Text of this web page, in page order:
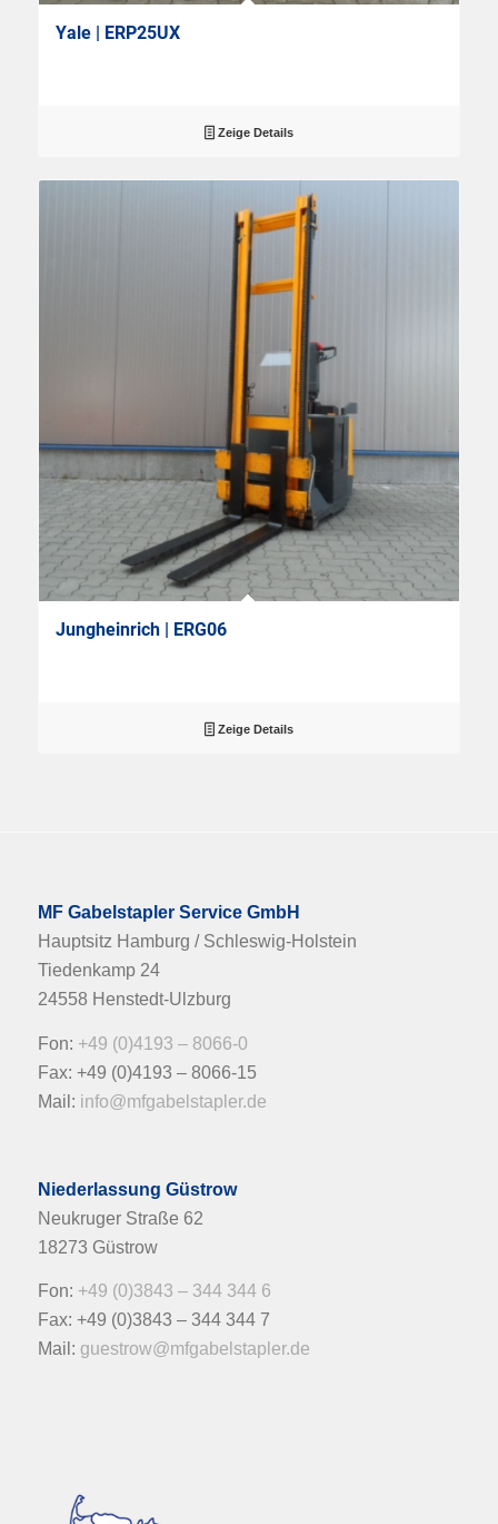
Yale | ERP25UX
Zeige Details
Jungheinrich | ERG06
Zeige Details
MF Gabelstapler Service GmbH
Hauptsitz Hamburg / Schleswig-Holstein
Tiedenkamp 24
24558 Henstedt-Ulzburg
Fon: +49 (0)4193 – 8066-0
Fax: +49 (0)4193 – 8066-15
Mail: info@mfgabelstapler.de
Niederlassung Güstrow
Neukruger Straße 62
18273 Güstrow
Fon: +49 (0)3843 – 344 344 6
Fax: +49 (0)3843 – 344 344 7
Mail: guestrow@mfgabelstapler.de